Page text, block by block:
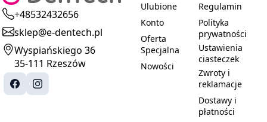
+48532432656
sklep@e-dentech.pl
Wyspiańskiego 36
35-111 Rzeszów
Ulubione
Konto
Oferta
Specjalna
Nowości
Regulamin
Polityka
prywatności
Ustawienia
ciasteczek
Zwroty i
reklamacje
Dostawy i
płatności